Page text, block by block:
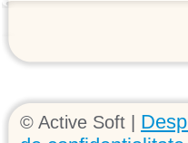
© Active Soft |